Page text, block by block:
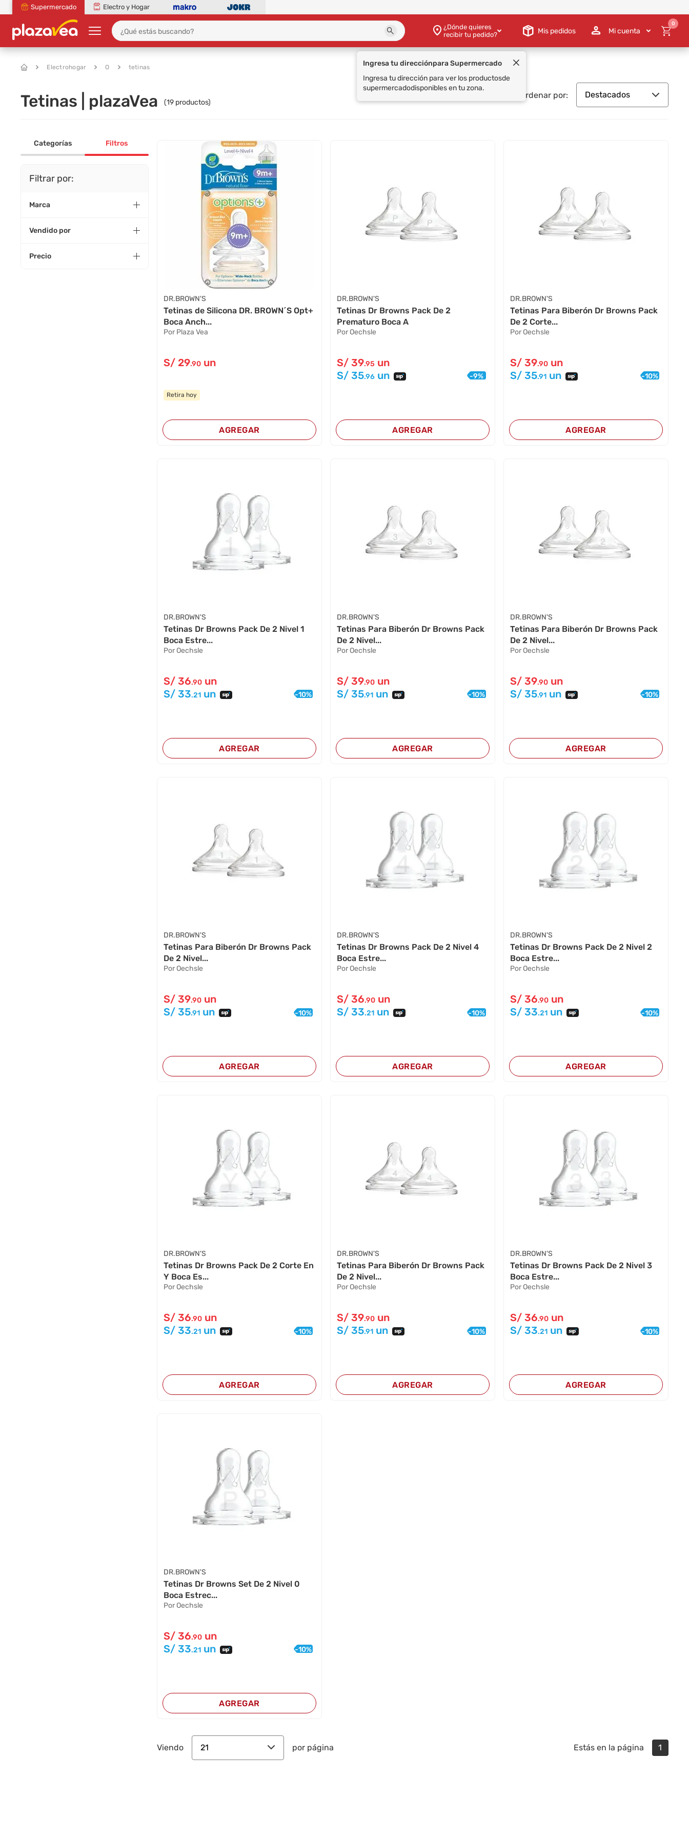
Supermercado Electro y Hogar
¿Dónde quieres
recibir tu pedido?
Mis pedidos Mi cuenta
0
Electrohogar O tetinas
Tetinas | plazaVea (19 productos)
Ordenar por: Destacados
Categorías Filtros
Filtrar por:
Marca
Vendido por
Precio
DR.BROWN'S
Tetinas de Silicona DR. BROWN´S Opt+
Boca Anch...
Por Plaza Vea
S/ 29.90 un
Retira hoy
AGREGAR
DR.BROWN'S
Tetinas Dr Browns Pack De 2
Prematuro Boca A
Por Oechsle
S/39.95 un
S/35.96 un -9%
AGREGAR
DR.BROWN'S
Tetinas Para Biberón Dr Browns Pack
De 2 Corte...
Por Oechsle
S/ 39.90 un
S/ 35.91 un -10%
AGREGAR
DR.BROWN'S
Tetinas Dr Browns Pack De 2 Nivel 1
Boca Estre...
Por Oechsle
S/36.90 un
S/33.21 un -10%
AGREGAR
DR.BROWN'S
Tetinas Para Biberón Dr Browns Pack
De 2 Nivel...
Por Oechsle
S/39.90 un
S/35.91 un -10%
AGREGAR
DR.BROWN'S
Tetinas Para Biberón Dr Browns Pack
De 2 Nivel...
Por Oechsle
S/ 39.90 un
S/ 35.91 un -10%
AGREGAR
DR.BROWN'S
Tetinas Para Biberón Dr Browns Pack
De 2 Nivel...
Por Oechsle
S/39.90 un
S/35.91 un -10%
AGREGAR
DR.BROWN'S
Tetinas Dr Browns Pack De 2 Nivel 4
Boca Estre...
Por Oechsle
S/36.90 un
S/33.21 un -10%
AGREGAR
DR.BROWN'S
Tetinas Dr Browns Pack De 2 Nivel 2
Boca Estre...
Por Oechsle
S/ 36.90 un
S/ 33.21 un -10%
AGREGAR
DR.BROWN'S
Tetinas Dr Browns Pack De 2 Corte En
Y Boca Es...
Por Oechsle
S/36.90 un
S/33.21 un -10%
AGREGAR
DR.BROWN'S
Tetinas Para Biberón Dr Browns Pack
De 2 Nivel...
Por Oechsle
S/39.90 un
S/35.91 un -10%
AGREGAR
DR.BROWN'S
Tetinas Dr Browns Pack De 2 Nivel 3
Boca Estre...
Por Oechsle
S/ 36.90 un
S/ 33.21 un -10%
AGREGAR
DR.BROWN'S
Tetinas Dr Browns Set De 2 Nivel 0
Boca Estrec...
Por Oechsle
S/36.90 un
S/33.21 un -10%
AGREGAR
Viendo 21 por página Estás en la página 1